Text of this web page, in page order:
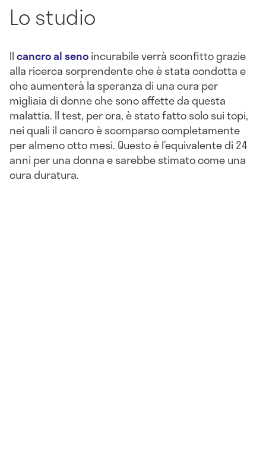
Lo studio
Ilcancro al senoincurabile verrà sconfitto grazie
alla ricerca sorprendente che è stata condotta e
che aumenterà la speranza di una cura per
migliaia di donne che sono affette da questa
malattia. Il test, per ora, è stato fatto solo sui topi,
nei quali il cancro è scomparso completamente
per almeno otto mesi. Questo è l’equivalente di 24
anni per una donna e sarebbe stimato come una
cura duratura.